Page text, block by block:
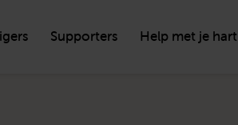
Supporters Help met je hart